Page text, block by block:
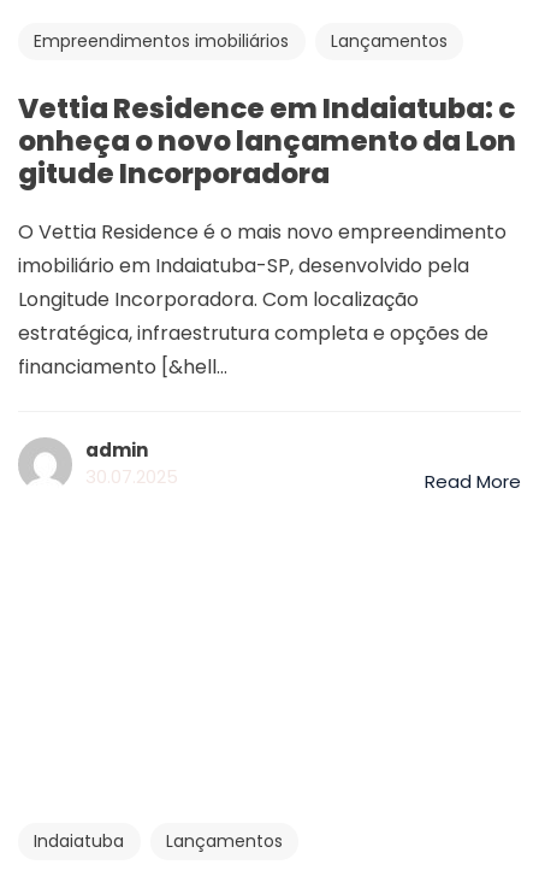
Empreendimentos imobiliários Lançamentos
Vettia Residence em Indaiatuba: c
onheça o novo lançamento da Lon
gitude Incorporadora
O Vettia Residence é o mais novo empreendimento
imobiliário em Indaiatuba-SP, desenvolvido pela
Longitude Incorporadora. Com localização
estratégica, infraestrutura completa e opções de
financiamento [&hell...
admin
30.07.2025
Read More
Indaiatuba Lançamentos